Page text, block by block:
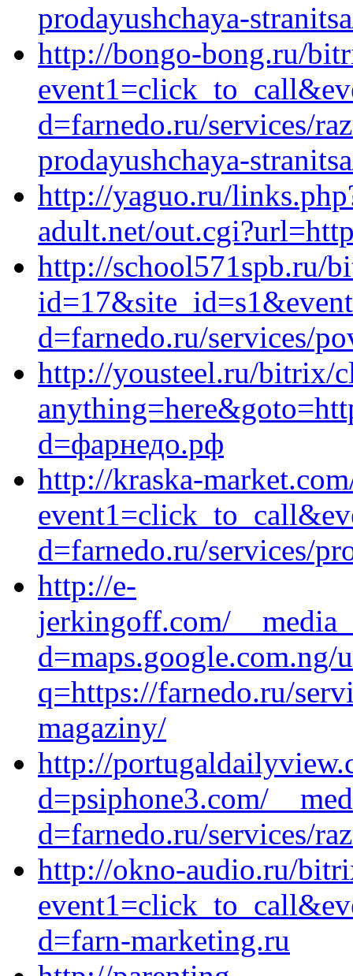
prodayushchaya-
http://bongo-bong.ru/
d=farnedo.ru/services/
prodayushchaya-
http://yaguo.ru/
adult.net/
http://school571spb.ru/
d=farnedo.ru/services/
http://yousteel.ru/bitrix/
d=фарнедо.рф
http://kraska-
d=farnedo.ru/services/
http://e-
jerkingoff.com/
d=maps.google.com.ng/
q=https://farnedo.ru/
magaziny/
http://
d=psiphone3.com/
d=farnedo.ru/services/
http://okno-audio.ru/
d=farn-marketing.ru